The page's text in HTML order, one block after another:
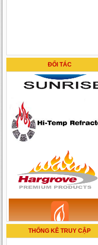
ĐỐI TÁC
THỐNG KÊ TRUY CẬP